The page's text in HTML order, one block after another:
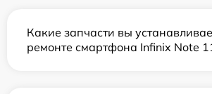
Какие запчасти вы
ремонте смартфона Infinix Note